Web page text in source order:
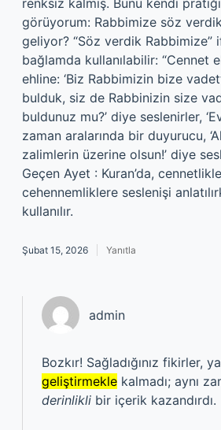
renksiz kalmış. Bunu kendi
görüyorum: Rabbimize söz
geliyor? “Söz verdik Rabbimize”
bağlamda kullanılabilir: “Cennet
ehline: ‘Biz Rabbimizin bize
bulduk, siz de Rabbinizin size
buldunuz mu?’ diye seslenirler,
zaman aralarında bir duyurucu,
zalimlerin üzerine olsun!’ diye
Geçen Ayet : Kuran’da,
cehennemliklere seslenişi
kullanılır.
Şubat 15, 2026 Yanıtla
admin
Bozkır! Sağladığınız fikirler,
geliştirmekle kalmadı; aynı
derinlikli bir içerik kazandırdı.